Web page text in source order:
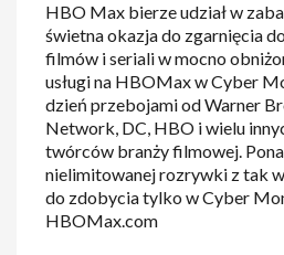
HBO Max bierze udział w
świetna okazja do zgarnięcia
filmów i seriali w mocno
usługi na HBOMax w Cyber
dzień przebojami od Warner
Network, DC, HBO i wielu
twórców branży filmowej.
nielimitowanej rozrywki z tak
do zdobycia tylko w Cyber
HBOMax.com